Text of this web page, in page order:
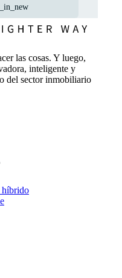
las cosas. Y luego,
inteligente y
del sector inmobiliario
híbrido